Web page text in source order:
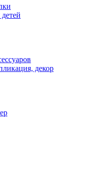
декор